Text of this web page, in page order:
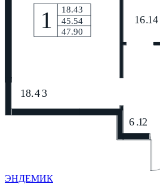
ЭНДЕМИК